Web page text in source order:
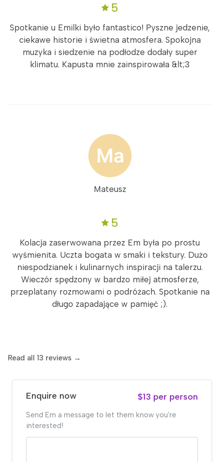
5
Spotkanie u Emilki było fantastico! Pyszne jedzenie,
ciekawe historie i świetna atmosfera. Spokojna
muzyka i siedzenie na podłodze dodały super
klimatu. Kapusta mnie zainspirowała &lt;3
Mateusz
5
Kolacja zaserwowana przez Em była po prostu
wyśmienita. Uczta bogata w smaki i tekstury. Dużo
niespodzianek i kulinarnych inspiracji na talerzu.
Wieczór spędzony w bardzo miłej atmosferze,
przeplatany rozmowami o podróżach. Spotkanie na
długo zapadające w pamięć ;).
Read all 13 reviews →
Enquire now $13 per person
Send Em a message to let them know you're
interested!